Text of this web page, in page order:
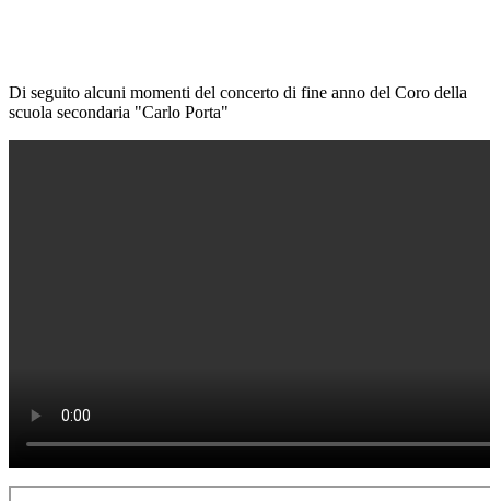
Di seguito alcuni momenti del concerto di fine anno del Coro della
scuola secondaria "Carlo Porta"